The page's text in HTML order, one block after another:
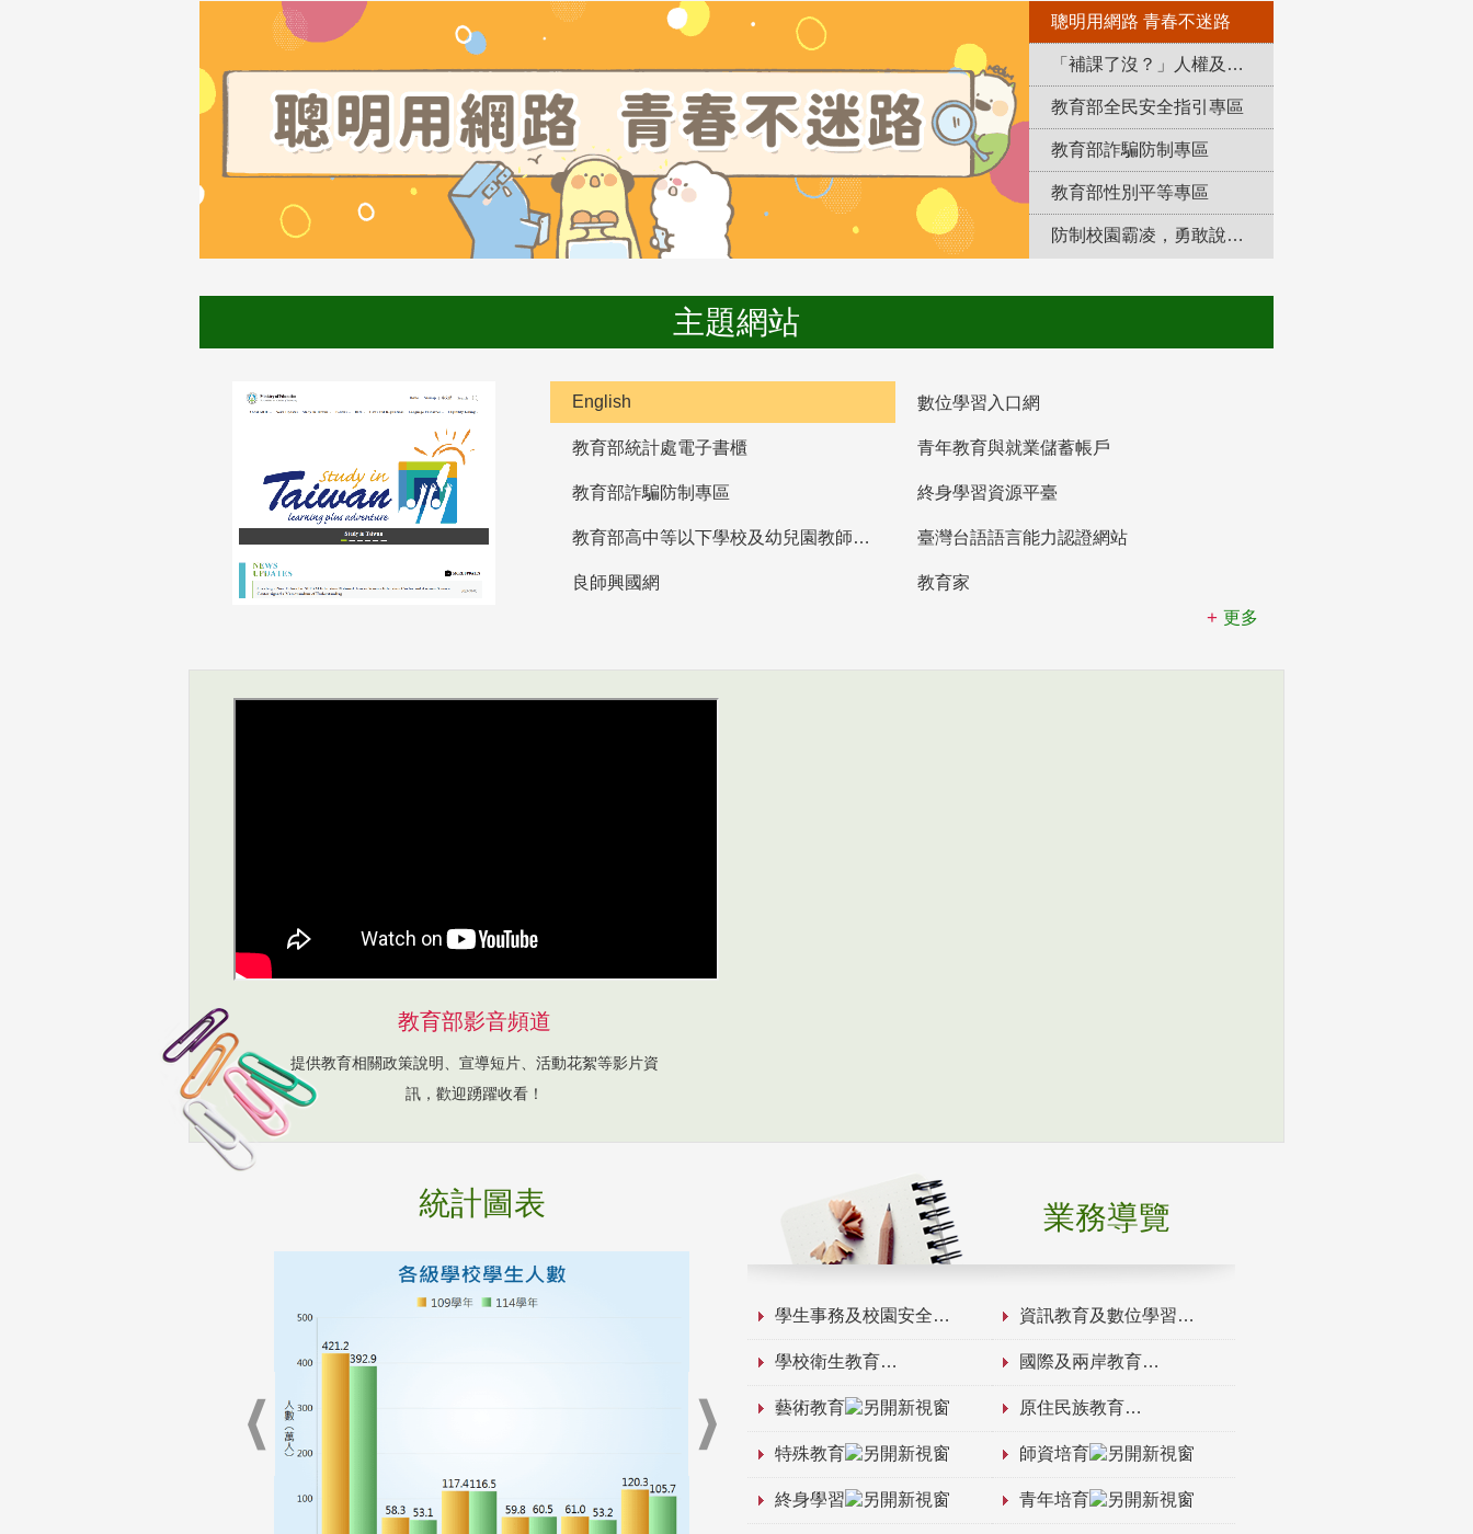
聰明用網路 青春不迷路
「補課了沒？」人權及轉型正義教育專區
教育部全民安全指引專區
教育部詐騙防制專區
教育部性別平等專區
防制校園霸凌，勇敢說出來！
主題網站
English 數位學習入口網
教育部統計處電子書櫃 青年教育與就業儲蓄帳戶
教育部詐騙防制專區 終身學習資源平臺
教育部高中等以下學校及幼兒園教師資格檢定考試 臺灣台語語言能力認證網站
良師興國網
教育家
更多
教育部影音頻道
提供教育相關政策說明、宣導短片、活動花絮等影片資
訊，歡迎踴躍收看！
統計圖表 業務導覽
學生事務及校園安全 資訊教育及數位學習
學校衛生教育 國際及兩岸教育
藝術教育 原住民族教育
特殊教育 師資培育
終身學習 青年培育